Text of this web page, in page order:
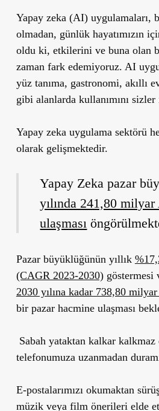
Yapay zeka (AI) uygulamaları,
olmadan, günlük hayatımızın
oldu ki, etkilerini ve buna olan
zaman fark edemiyoruz. AI
yüz tanıma, gastronomi, akıllı
gibi alanlarda kullanımını
Yapay zeka uygulama sektörü
olarak gelişmektedir.
Yapay Zeka pazar
yılında 241,80
ulaşması
Pazar büyüklüğünün yıllık
(CAGR 2023-2030)göstermesi
2030 yılına kadar 738,80
bir pazar hacmine ulaşması
Sabah yataktan kalkar
telefonumuza uzanmadan
E-postalarımızı okumaktan
müzik veya film önerileri elde